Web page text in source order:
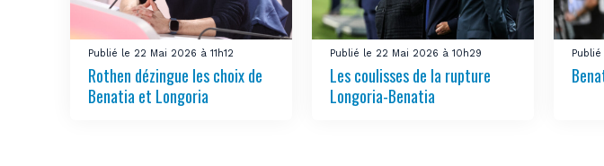
Publié le 22 Mai 2026 à 11h12
Rothen dézingue les choix de
Benatia et Longoria
Publié le 22 Mai 2026 à 10h29
Les coulisses de la rupture
Longoria-Benatia